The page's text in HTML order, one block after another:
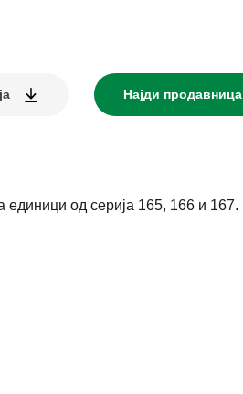
Најди продавница
единици од серија 165, 166 и 167.